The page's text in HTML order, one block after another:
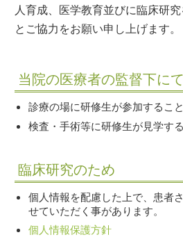
人育成、医学教育並びに臨床研
とご協力をお願い申し上げます。
当院の医療者の監督下にて
診療の場に研修生が参加するこ
検査・手術等に研修生が見学す
臨床研究のため
個人情報を配慮した上で、患者
せていただく事があります。
個人情報保護方針